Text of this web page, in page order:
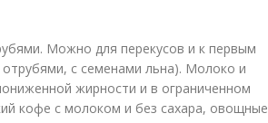
Можно для перекусов и к первым
с семенами льна). Молоко и
жирности и в ограниченном
кофе с молоком и без сахара, овощные